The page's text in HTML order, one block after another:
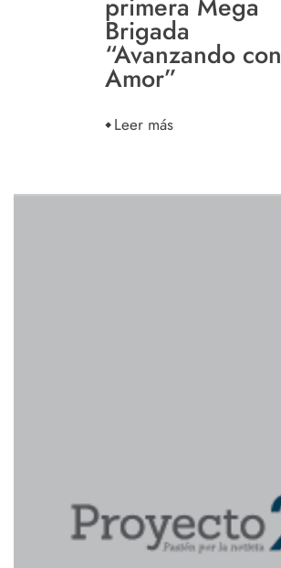
primera Mega
Brigada
“Avanzando con
Amor”
Leer más